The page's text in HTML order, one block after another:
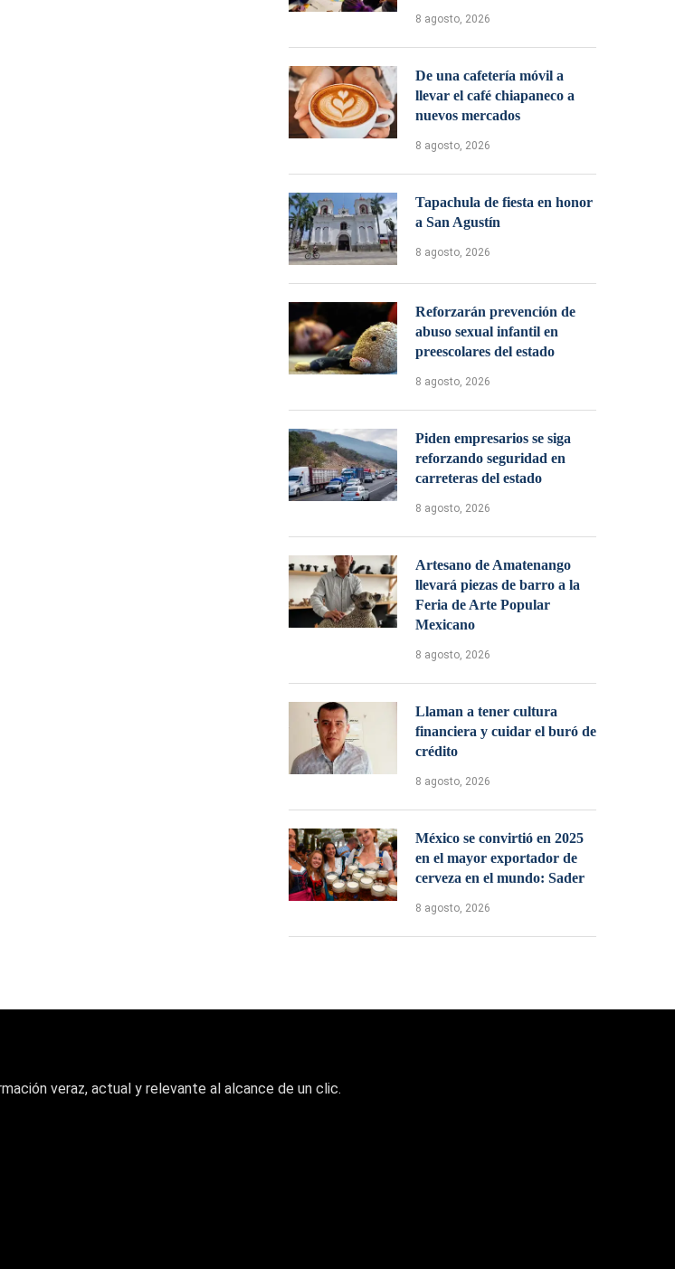
8 agosto, 2026
De una cafetería móvil a
llevar el café chiapaneco a
nuevos mercados
8 agosto, 2026
Tapachula de fiesta en honor
a San Agustín
8 agosto, 2026
Reforzarán prevención de
abuso sexual infantil en
preescolares del estado
8 agosto, 2026
Piden empresarios se siga
reforzando seguridad en
carreteras del estado
8 agosto, 2026
Artesano de Amatenango
llevará piezas de barro a la
Feria de Arte Popular
Mexicano
8 agosto, 2026
Llaman a tener cultura
financiera y cuidar el buró de
crédito
8 agosto, 2026
México se convirtió en 2025
en el mayor exportador de
cerveza en el mundo: Sader
8 agosto, 2026
veraz, actual y relevante al alcance de un clic.